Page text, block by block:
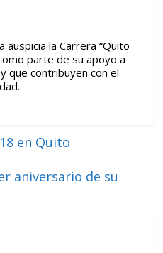
auspicia la Carrera “Quito
parte de su apoyo a
que contribuyen con el
en Quito
aniversario de su